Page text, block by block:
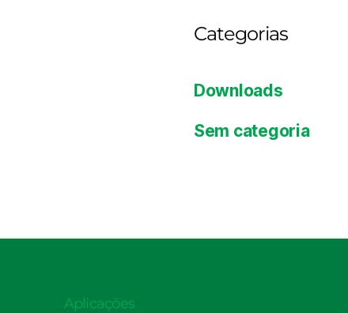
Categorias
Downloads
Sem categoria
Aplicações